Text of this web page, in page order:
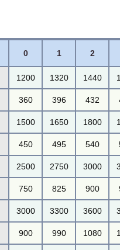
0 1 2
1200 1320 1440
360 396 432
1500 1650 1800
450 495 540
2500 2750 3000
750 825 900
3000 3300 3600
900 990 1080